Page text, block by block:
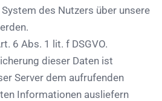
des Nutzers über unsere
6 Abs. 1 lit. f DSGVO.
dieser Daten ist
Server dem aufrufenden
Informationen ausliefern